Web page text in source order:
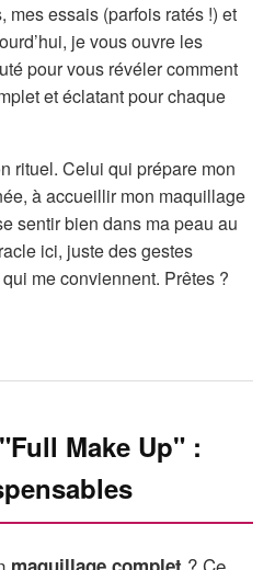
mes essais (parfois ratés !) et
je vous ouvre les
pour vous révéler comment
et éclatant pour chaque
rituel. Celui qui prépare mon
à accueillir mon maquillage
sentir bien dans ma peau au
ici, juste des gestes
me conviennent. Prêtes ?
Make Up" :